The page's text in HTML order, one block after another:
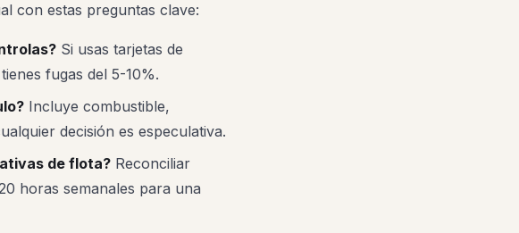
con estas preguntas clave:
Si usas tarjetas de
fugas del 5-10%.
Incluye combustible,
decisión es especulativa.
de flota? Reconciliar
horas semanales para una